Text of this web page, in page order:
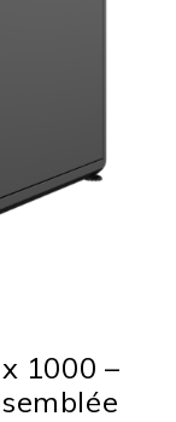
1000 –